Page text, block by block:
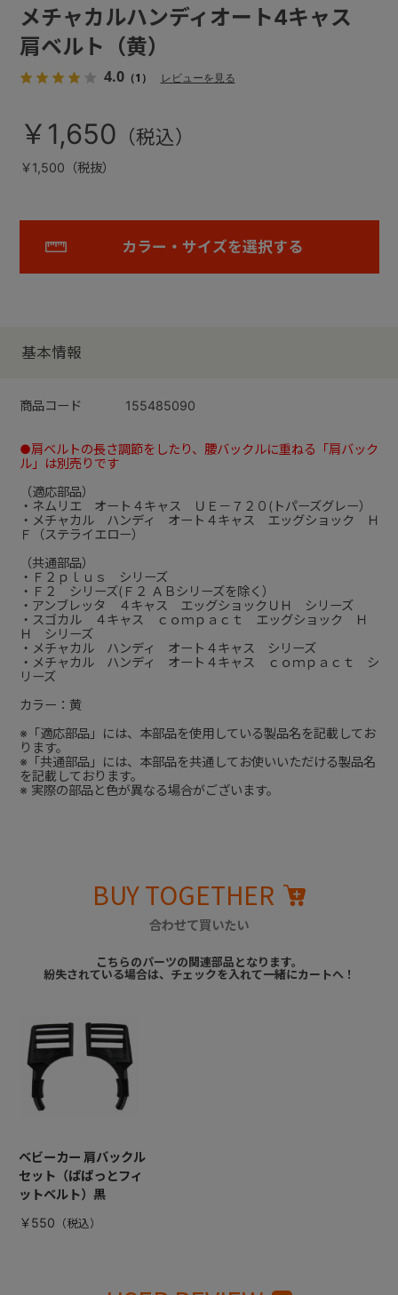
メチャカルハンディオート4キャス
肩ベルト（黄）
4.0（1） レビューを見る
￥1,650
￥1,500（税抜）
カラー・サイズを選択する
基本情報
商品コード 155485090
●肩ベルトの長さ調節をしたり、腰バックルに重ねる「肩バック
ル」は別売りです
（適応部品）
・ネムリエ オート４キャス ＵＥ－７２０(トパーズグレー）
・メチャカル ハンディ オート４キャス エッグショック Ｈ
Ｆ（ステライエロー）
（共通部品）
・Ｆ２ｐｌｕｓ シリーズ
・Ｆ２ シリーズ(Ｆ２ ＡＢシリーズを除く）
・アンブレッタ ４キャス エッグショックＵＨ シリーズ
・スゴカル ４キャス ｃｏｍｐａｃｔ エッグショック Ｈ
Ｈ シリーズ
・メチャカル ハンディ オート４キャス シリーズ
・メチャカル ハンディ オート４キャス ｃｏｍｐａｃｔ シ
リーズ
カラー：黄
※「適応部品」には、本部品を使用している製品名を記載してお
ります。
※「共通部品」には、本部品を共通してお使いいただける製品名
を記載しております。
※ 実際の部品と色が異なる場合がございます。
BUY TOGETHER
合わせて買いたい
こちらのパーツの関連部品となります。
紛失されている場合は、チェックを入れて一緒にカートへ！
ベビーカー 肩バックル
セット（ぱぱっとフィ
ットベルト）黒
￥550